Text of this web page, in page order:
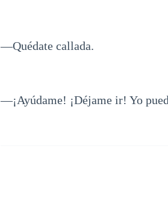
—Quédate callada.
—¡Ayúdame! ¡Déjame ir! Yo